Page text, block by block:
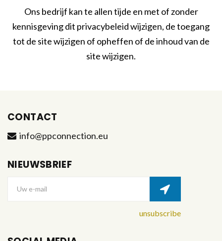
Ons bedrijf kan te allen tijde en met of zonder
kennisgeving dit privacybeleid wijzigen, de toegang
tot de site wijzigen of opheffen of de inhoud van de
site wijzigen.
CONTACT
info@ppconnection.eu
NIEUWSBRIEF
Uw e-mail
unsubscribe